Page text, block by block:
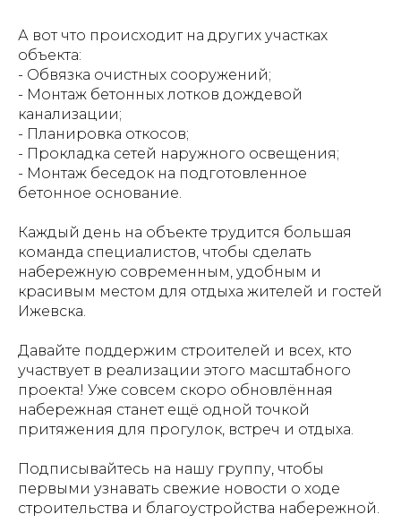
А вот что происходит на других участках
объекта:
- Обвязка очистных сооружений;
- Монтаж бетонных лотков дождевой
канализации;
- Планировка откосов;
- Прокладка сетей наружного освещения;
- Монтаж беседок на подготовленное
бетонное основание.
Каждый день на объекте трудится большая
команда специалистов, чтобы сделать
набережную современным, удобным и
красивым местом для отдыха жителей и гостей
Ижевска.
Давайте поддержим строителей и всех, кто
участвует в реализации этого масштабного
проекта! Уже совсем скоро обновлённая
набережная станет ещё одной точкой
притяжения для прогулок, встреч и отдыха.
Подписывайтесь на нашу группу, чтобы
первыми узнавать свежие новости о ходе
строительства и благоустройства набережной.